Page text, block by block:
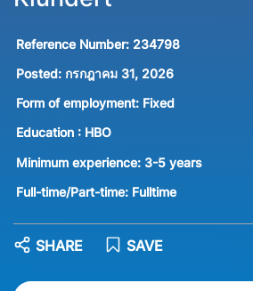
Reference Number: 234798
Posted: กรกฎาคม 31, 2026
Form of employment: Fixed
Education : HBO
Minimum experience: 3-5 years
Full-time/Part-time: Fulltime
SAVE
SHARE